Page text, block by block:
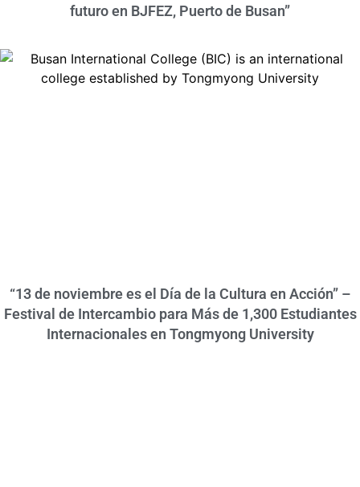
futuro en BJFEZ, Puerto de Busan”
“13 de noviembre es el Día de la Cultura en Acción” –
Festival de Intercambio para Más de 1,300 Estudiantes
Internacionales en Tongmyong University